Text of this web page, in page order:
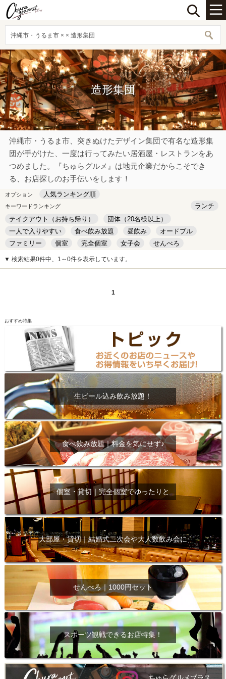
沖縄市・うるま市 × × 造形集団
造形集団
沖縄市・うるま市、突きぬけたデザイン集団で有名な造形集
団が手がけた、一度は行ってみたい居酒屋・レストランをあ
つめました。『ちゅらグルメ』は地元企業だからこそでき
る、お店探しのお手伝いをします！
オプション 人気ランキング順
キーワードランキング
ランチ
テイクアウト（お持ち帰り）
団体（20名様以上）
一人で入りやすい
食べ飲み放題 昼飲み
オードブル
ファミリー
個室 完全個室 女子会
せんべろ
キッズルーム
安い デート
▼ 検索結果0件中、1～0件を表示しています。
1
おすすめ特集
生ビール込み飲み放題！
食べ飲み放題｜料金を気にせず♪
個室・貸切｜完全個室でゆったりと
大部屋・貸切｜結婚式二次会や大人数飲み会に
せんべろ｜1000円セット
スポーツ観戦できるお店特集！